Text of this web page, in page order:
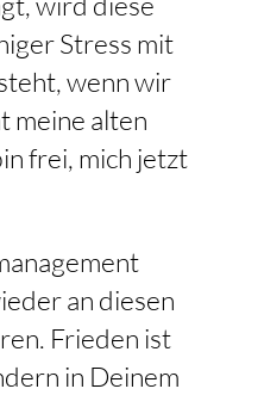
Stress mit
wenn wir
meine alten
frei, mich jetzt
an diesen
Frieden ist
in Deinem